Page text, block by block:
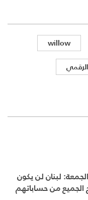
willow
لبنان لن يكون
من حساباتهم